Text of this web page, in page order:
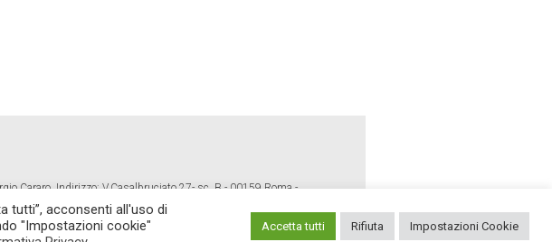
Cararo. Indirizzo: V.Casalbruciato 27- sc. B - 00159 Roma -
PRIVACY COOKIE POLICY
tutti”, acconsenti all'uso di
"Impostazioni cookie"
Accetta tutti Rifiuta Impostazioni Cookie